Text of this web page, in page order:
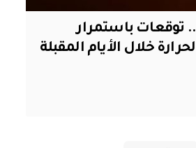
باستمرار
خلال الأيام المقبلة